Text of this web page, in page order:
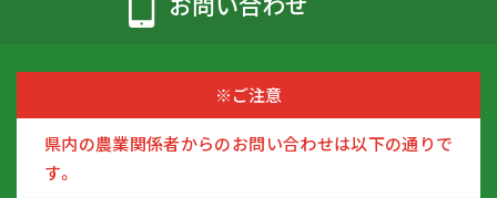
※ご注意
県内の農業関係者からのお問い合わせは以下の通りで
す。